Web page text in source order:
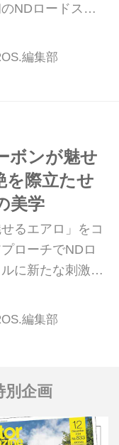
NDロードスタ
適さにビックリ
ブしました。
編集部
ボンが魅せ
を際立たせ
美学
るエアロ」をコ
ローチでNDロ
に新たな刺激を
ルフィッシュ」
Roadster Bros.
編集部
別企画